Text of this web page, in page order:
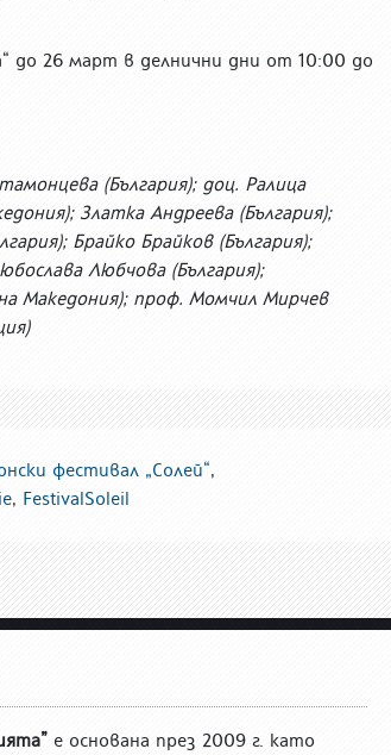
до 26 март в делнични дни от 10:00 до
(България); доц. Ралица
Златка Андреева (България);
Брайко Брайков (България);
Любчова (България);
Македония); проф. Момчил Мирчев
фестивал „Солей“,
, FestivalSoleil
е основана през 2009 г. като